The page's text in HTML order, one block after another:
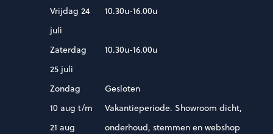
Vrijdag 24
juli
10.30u-16.00u
Zaterdag
25 juli
10.30u-16.00u
Zondag
Gesloten
10 aug t/m
21 aug
Vakantieperiode. Showroom dicht,
onderhoud, stemmen en webshop